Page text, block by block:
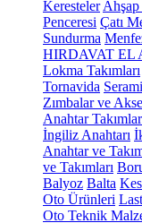
Keresteler Ahşap
Penceresi Çatı
Sundurma
HIRDAVAT EL
Lokma Takımları
Tornavida
Zımbalar ve
Anahtar
İngiliz Anahtarı
Anahtar ve
ve Takımları
Balyoz Balta
Oto Ürünleri
Oto Teknik